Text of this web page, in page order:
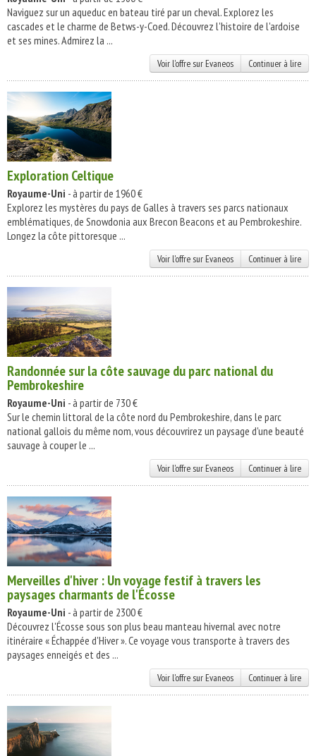
Naviguez sur un aqueduc en bateau tiré par un cheval. Explorez les
cascades et le charme de Betws-y-Coed. Découvrez l'histoire de l'ardoise
et ses mines. Admirez la ...
Voir l'offre sur Evaneos Continuer à lire
Exploration Celtique
Royaume-Uni - à partir de 1960 €
Explorez les mystères du pays de Galles à travers ses parcs nationaux
emblématiques, de Snowdonia aux Brecon Beacons et au Pembrokeshire.
Longez la côte pittoresque ...
Voir l'offre sur Evaneos Continuer à lire
Randonnée sur la côte sauvage du parc national du
Pembrokeshire
Royaume-Uni - à partir de 730 €
Sur le chemin littoral de la côte nord du Pembrokeshire, dans le parc
national gallois du même nom, vous découvrirez un paysage d'une beauté
sauvage à couper le ...
Voir l'offre sur Evaneos Continuer à lire
Merveilles d'hiver : Un voyage festif à travers les
paysages charmants de l'Écosse
Royaume-Uni - à partir de 2300 €
Découvrez l'Écosse sous son plus beau manteau hivernal avec notre
itinéraire « Échappée d'Hiver ». Ce voyage vous transporte à travers des
paysages enneigés et des ...
Voir l'offre sur Evaneos Continuer à lire